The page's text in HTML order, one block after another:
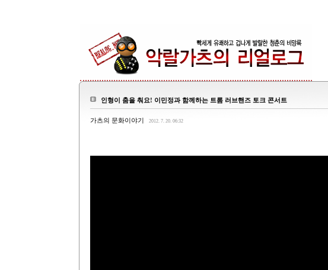
인형이 춤을 춰요! 이민정과 함께하는 트롬 러브핸즈 토크 콘서트
가츠의 문화이야기 2012. 7. 20. 06:32